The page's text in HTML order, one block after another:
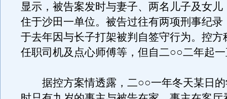
显示，被告案发时与妻子、两名儿子及女儿
住于沙田一单位。被告过往有两项刑事纪录
于去年因与长子打架被判自签守行为。控方
任职司机及点心师傅等，但自二○○二年起
据控方案情透露，二○○一年冬天某日的